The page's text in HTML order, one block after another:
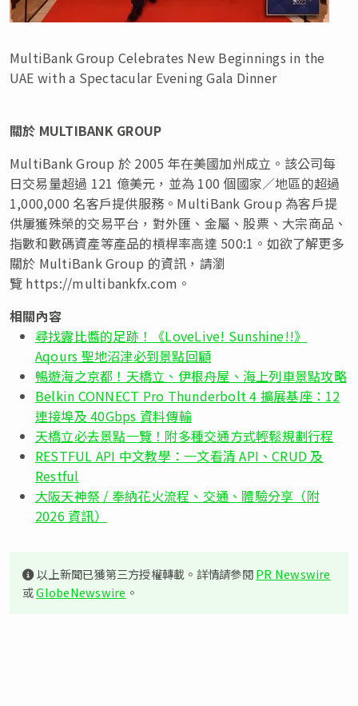
MultiBank Group Celebrates New Beginnings in the
UAE with a Spectacular Evening Gala Dinner
關於 MULTIBANK GROUP
MultiBank Group 於 2005 年在美國加州成立。該公司每
日交易量超過 121 億美元，並為 100 個國家／地區的超過
1,000,000 名客戶提供服務。MultiBank Group 為客戶提
供屢獲殊榮的交易平台，對外匯、金屬、股票、大宗商品、
指數和數碼資產等產品的槓桿率高達 500:1。如欲了解更多
關於 MultiBank Group 的資訊，請瀏
覽 https://multibankfx.com。
相關內容
尋找露比醬的足跡！《LoveLive! Sunshine!!》
Aqours 聖地沼津必到景點回顧
暢遊海之京都！天橋立、伊根舟屋、海上列車景點攻略
Belkin CONNECT Pro Thunderbolt 4 擴展基座：12
連接埠及 40Gbps 資料傳輸
天橋立必去景點一覽！附多種交通方式輕鬆規劃行程
RESTFUL API 中文教學：一文看清 API、CRUD 及
Restful
大阪天神祭 / 奉納花火流程、交通、體驗分享（附
2026 資訊）
以上新聞已獲第三方授權轉載。詳情請參閱PR Newswire
或GlobeNewswire 。